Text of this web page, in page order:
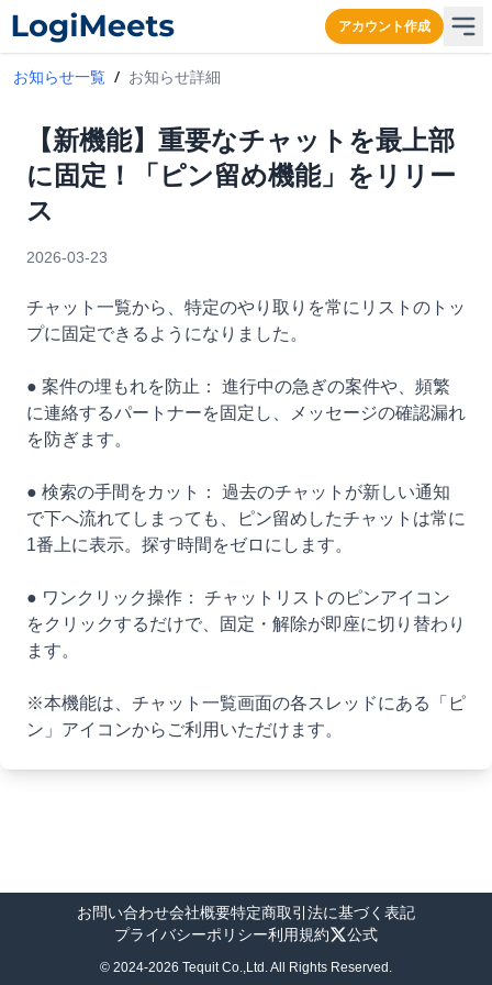
アカウント作成
お知らせ一覧 / お知らせ詳細
【新機能】重要なチャットを最上部
に固定！「ピン留め機能」をリリー
ス
2026-03-23
チャット一覧から、特定のやり取りを常にリストのトッ
プに固定できるようになりました。
● 案件の埋もれを防止： 進行中の急ぎの案件や、頻繁
に連絡するパートナーを固定し、メッセージの確認漏れ
を防ぎます。
● 検索の手間をカット： 過去のチャットが新しい通知
で下へ流れてしまっても、ピン留めしたチャットは常に
1番上に表示。探す時間をゼロにします。
● ワンクリック操作： チャットリストのピンアイコン
をクリックするだけで、固定・解除が即座に切り替わり
ます。
※本機能は、チャット一覧画面の各スレッドにある「ピ
ン」アイコンからご利用いただけます。
お問い合わせ会社概要特定商取引法に基づく表記
プライバシーポリシー利用規約 公式
© 2024-2026 Tequit Co.,Ltd. All Rights Reserved.